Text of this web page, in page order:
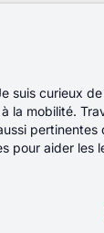
suis curieux
la mobilité.
pertinentes
pour aider les